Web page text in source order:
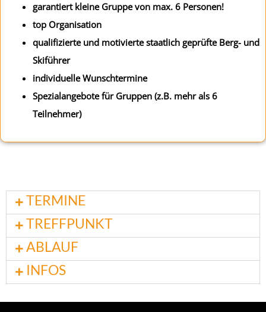
garantiert kleine Gruppe von max. 6 Personen!
top Organisation
qualifizierte und motivierte staatlich geprüfte Berg- und
Skiführer
individuelle Wunschtermine
Spezialangebote für Gruppen (z.B. mehr als 6
Teilnehmer)
TERMINE
TREFFPUNKT
ABLAUF
INFOS